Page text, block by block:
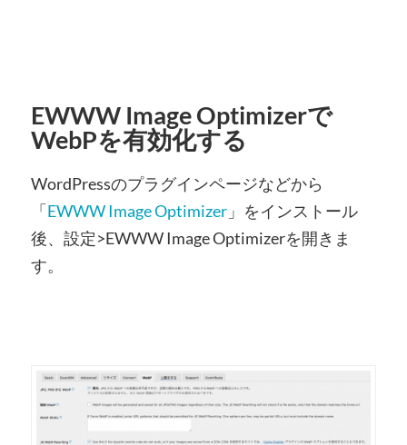
EWWW Image Optimizerで
WebPを有効化する
WordPressのプラグインページなどから
「EWWW Image Optimizer」をインストール
後、設定>EWWW Image Optimizerを開きま
す。